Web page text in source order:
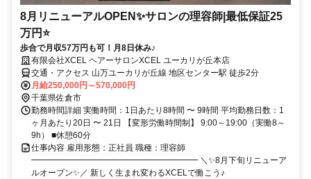
8月リニューアルOPEN✨サロンの理容師|最低保証25
万円⭐
歩合で月収57万円も可！月8日休み♪
有限会社XCEL ヘアーサロンXCEL ユーカリが丘本店
交通・アクセス 山万ユーカリが丘線 地区センター駅 徒歩2分
月給250,000円～570,000円
千葉県佐倉市
勤務時間詳細 実働時間：1日あたり8時間 〜 9時間 平均勤務日数：1
ヶ月あたり20日 〜 21日 【変形労働時間制】 9:00～19:00（実働8～
9h） ■休憩60分
仕事内容 雇用形態：正社員 職種：理容師
━━━━━━━━━━━━━━━━━━━━ ＼✨8月下旬リニューア
ルオープン✨／ 新しく生まれ変わるXCELで働こう♪